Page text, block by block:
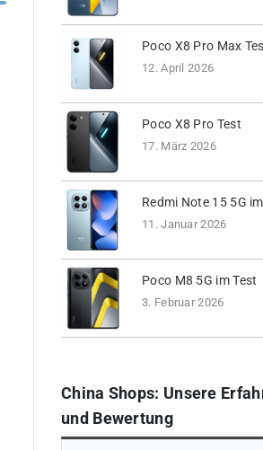
Poco X8 Pro Max
12. April 2026
Poco X8 Pro Test
17. März 2026
Redmi Note 15 5G
11. Januar 2026
Poco M8 5G im Test
3. Februar 2026
China Shops: Unsere
und Bewertung